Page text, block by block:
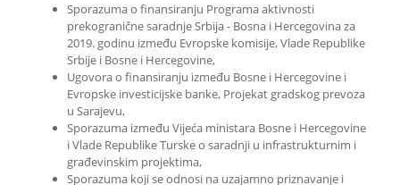
Sporazuma o finansiranju Programa aktivnosti
prekogranične saradnje Srbija - Bosna i Hercegovina za
2019. godinu između Evropske komisije, Vlade Republike
Srbije i Bosne i Hercegovine,
Ugovora o finansiranju između Bosne i Hercegovine i
Evropske investicijske banke, Projekat gradskog prevoza
u Sarajevu,
Sporazuma između Vijeća ministara Bosne i Hercegovine
i Vlade Republike Turske o saradnji u infrastrukturnim i
građevinskim projektima,
Sporazuma koji se odnosi na uzajamno priznavanje i